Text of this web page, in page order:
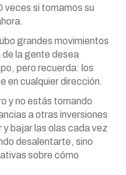
veces si tomamos su
grandes movimientos
la gente desea
pero recuerda: los
en cualquier dirección.
y no estás tomando
a otras inversiones
bajar las olas cada vez
desalentarte, sino
sobre cómo